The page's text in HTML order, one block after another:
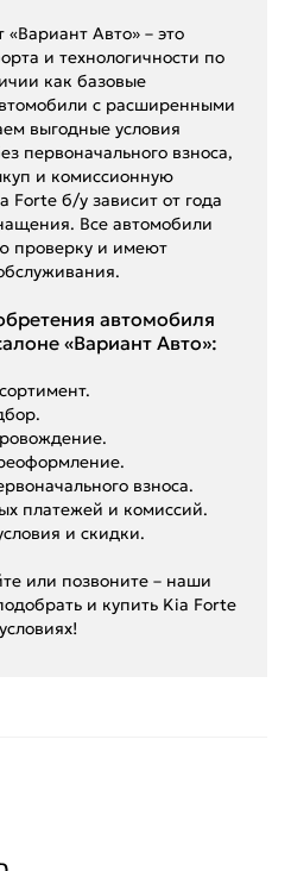
Авто» – это
и технологичности по
как базовые
с расширенными
выгодные условия
первоначального взноса,
и комиссионную
Forte б/у зависит от года
Все автомобили
проверку и имеют
автомобиля
«Вариант Авто»:
взноса.
платежей и комиссий.
и скидки.
или позвоните – наши
и купить Kia Forte